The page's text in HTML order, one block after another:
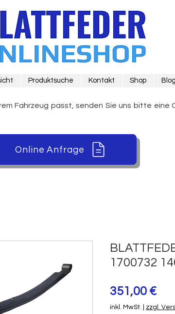
Produktsuche Kontakt Shop Blog
Fahrzeug passt, senden Sie uns bitte eine
Online Anfrage
1700732
351,00 €
inkl. MwSt. zzgl.